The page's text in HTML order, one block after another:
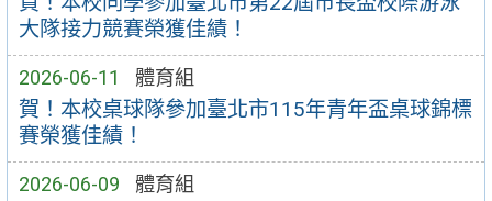
大隊接力競賽榮獲佳績！
2026-06-11 體育組
賀！本校桌球隊參加臺北市115年青年盃桌球錦標
賽榮獲佳績！
2026-06-09 體育組